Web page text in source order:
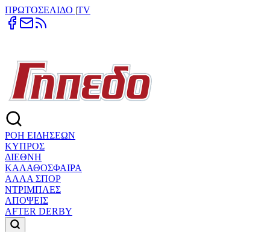
ΠΡΩΤΟΣΕΛΙΔΟ |TV
ΡΟΗ ΕΙΔΗΣΕΩΝ
ΚΥΠΡΟΣ
ΔΙΕΘΝΗ
ΚΑΛΑΘΟΣΦΑΙΡΑ
ΑΛΛΑ ΣΠΟΡ
ΝΤΡΙΜΠΛΕΣ
ΑΠΟΨΕΙΣ
AFTER DERBY